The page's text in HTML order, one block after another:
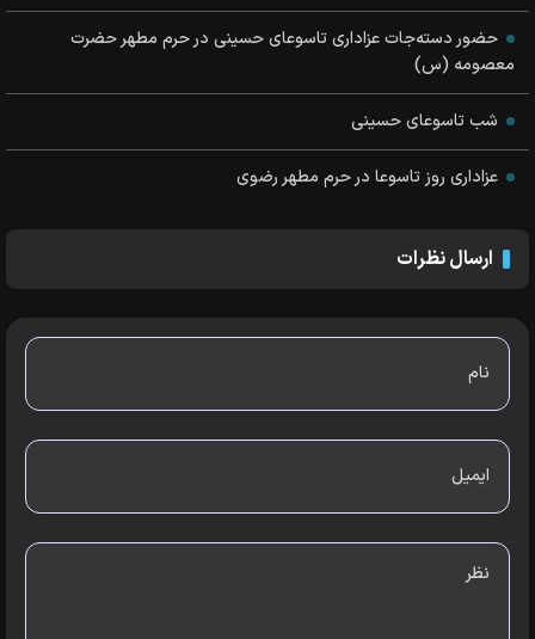
حضور دسته‌جات عزاداری تاسوعای حسینی در حرم مطهر حضرت
معصومه (س)
شب تاسوعای حسینی
عزاداری روز تاسوعا در حرم مطهر رضوی
ارسال نظرات